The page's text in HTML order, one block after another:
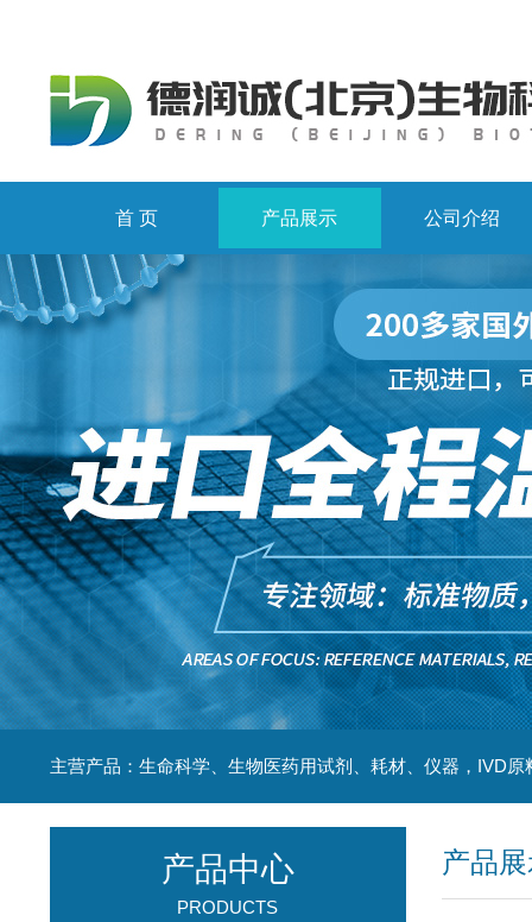
首 页 产品展示 公司介绍
主营产品：生命科学、生物医药用试剂、耗材、仪器，IVD原
产品
产品中心
PRODUCTS